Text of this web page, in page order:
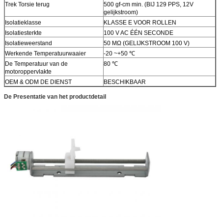
Trek Torsie terug
500 gf-cm min. (BIJ 129 PPS, 12V
gelijkstroom)
Isolatieklasse
KLASSE E VOOR ROLLEN
Isolatiesterkte
100 V AC ÉÉN SECONDE
Isolatieweerstand
50 MΩ (GELIJKSTROOM 100 V)
Werkende Temperatuurwaaier
-20 ~+50 ℃
De Temperatuur van de
motoroppervlakte
80 ℃
OEM & ODM DE DIENST BESCHIKBAAR
De Presentatie van het productdetail